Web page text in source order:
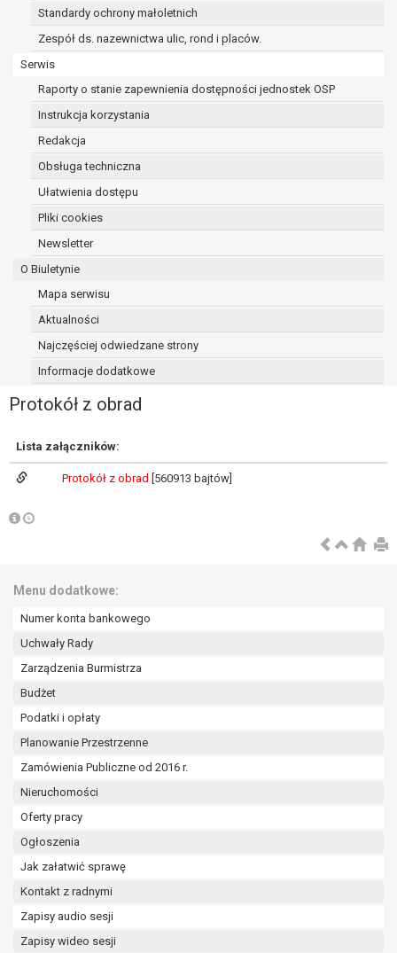
Standardy ochrony małoletnich
Zespół ds. nazewnictwa ulic, rond i placów.
Serwis
Raporty o stanie zapewnienia dostępności jednostek OSP
Instrukcja korzystania
Redakcja
Obsługa techniczna
Ułatwienia dostępu
Pliki cookies
Newsletter
O Biuletynie
Mapa serwisu
Aktualności
Najczęściej odwiedzane strony
Informacje dodatkowe
Protokół z obrad
Lista załączników:
Protokół z obrad [560913 bajtów]
Menu dodatkowe:
Numer konta bankowego
Uchwały Rady
Zarządzenia Burmistrza
Budżet
Podatki i opłaty
Planowanie Przestrzenne
Zamówienia Publiczne od 2016 r.
Nieruchomości
Oferty pracy
Ogłoszenia
Jak załatwić sprawę
Kontakt z radnymi
Zapisy audio sesji
Zapisy wideo sesji
danych, żądając w zamian ich
ograniczenia,
której dane dotyczą, potrzebuje ich do
ustalenia, obrony lub dochodzenia
osoba, której dane dotyczą, wniosła
sprzeciw wobec przetwarzania
danych - do czasu ustalenia czy
stronie administratora są nadrzędne
podstawie art. 20 RODO, w przypadku gdy
łącznie spełnione są następujące przesłanki:
przetwarzanie danych odbywa się na
podstawie umowy zawartej z osobą,
której dane dotyczą lub na podstawie
zgody wyrażonej przez tą osobę,
przetwarzanie odbywa się w sposób
prawo sprzeciwu wobec przetwarzania
danych na podstawie art. 21 RODO, wobec
przetwarzania danych osobowych, którego
wykonania zadania realizowanego w
niezbędność przetwarzania do celów
szczególną sytuacją. W razie wniesienia
podstaw do ustalenia, dochodzenia lub
obrony roszczeń.
W przypadku gdy przetwarzanie danych